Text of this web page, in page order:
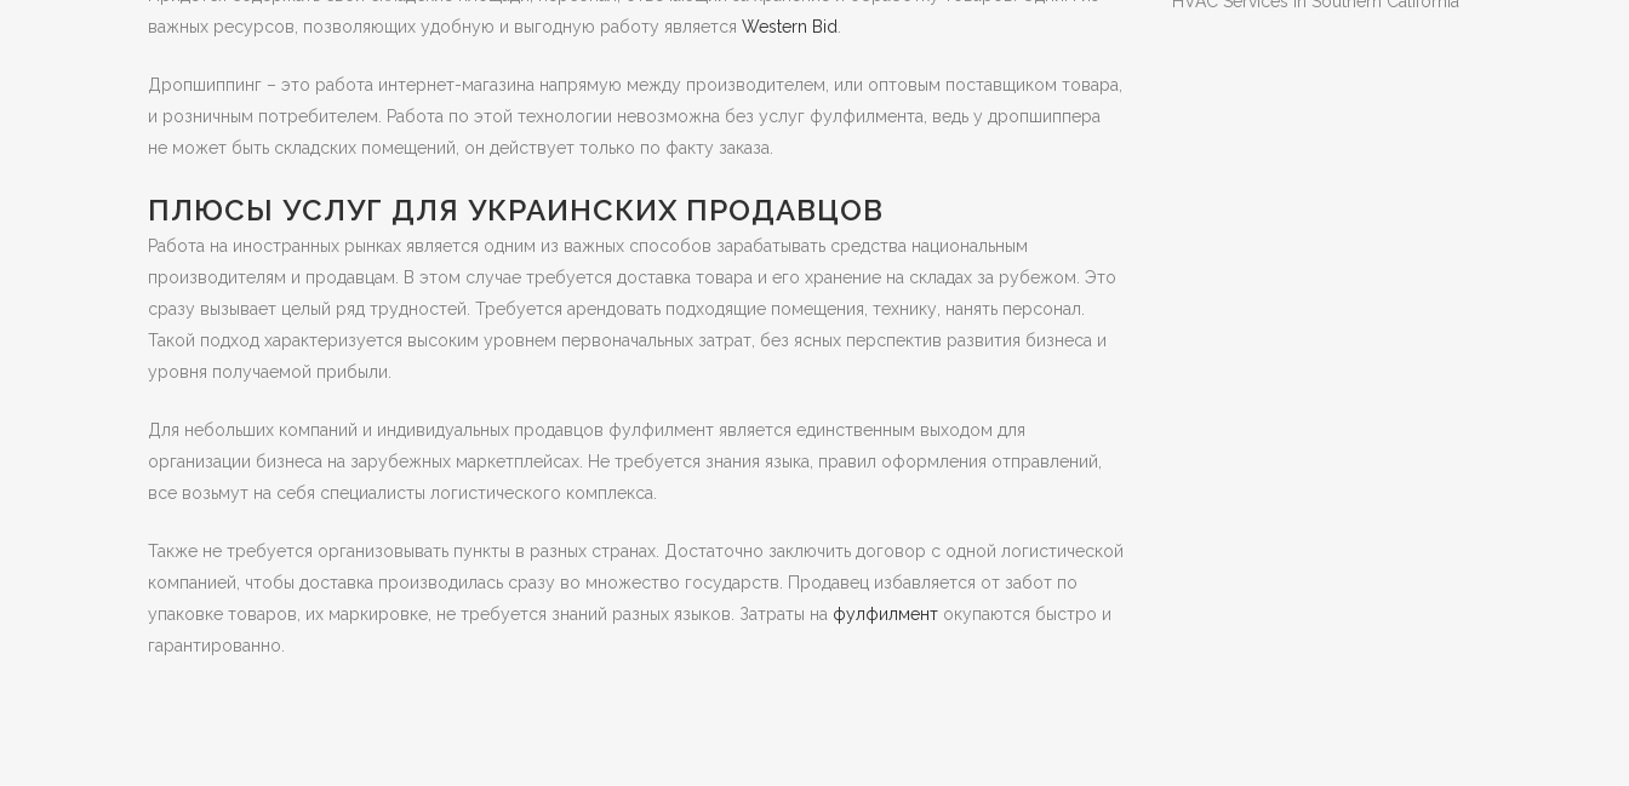
важных ресурсов, позволяющих удобную и выгодную работу является Western Bid
Дропшиппинг – это работа интернет-магазина напрямую между производителем, или оптовым поставщиком товара,
и розничным потребителем. Работа по этой технологии невозможна без услуг фулфилмента, ведь у дропшиппера
не может быть складских помещений, он действует только по факту заказа.
ПЛЮСЫ УСЛУГ ДЛЯ УКРАИНСКИХ ПРОДАВЦОВ
Работа на иностранных рынках является одним из важных способов зарабатывать средства национальным
производителям и продавцам. В этом случае требуется доставка товара и его хранение на складах за рубежом. Это
сразу вызывает целый ряд трудностей. Требуется арендовать подходящие помещения, технику, нанять персонал.
Такой подход характеризуется высоким уровнем первоначальных затрат, без ясных перспектив развития бизнеса и
уровня получаемой прибыли.
Для небольших компаний и индивидуальных продавцов фулфилмент является единственным выходом для
организации бизнеса на зарубежных маркетплейсах. Не требуется знания языка, правил оформления отправлений,
все возьмут на себя специалисты логистического комплекса.
Также не требуется организовывать пункты в разных странах. Достаточно заключить договор с одной логистической
компанией, чтобы доставка производилась сразу во множество государств. Продавец избавляется от забот по
упаковке товаров, их маркировке, не требуется знаний разных языков. Затраты на фулфилмент окупаются быстро и
гарантированно.